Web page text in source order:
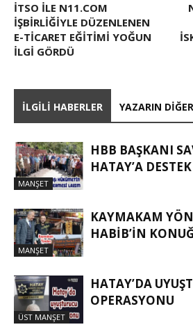
İTSO ILE N11.COM
IŞBIRLIĞIYLE DÜZENLENEN
E-TICARET EĞITIMI YOĞUN
ILGI GÖRDÜ
İLGILI HABERLER YAZARIN
MANŞET
HBB BAŞKANI
HATAY’A
MANŞET
KAYMAKAM
HABIB’IN
ÜST MANŞET
HATAY’DA
OPERASYONU